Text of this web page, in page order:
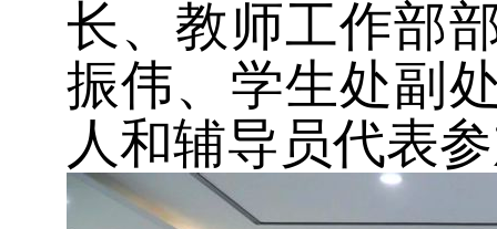
长、教师工作部
振伟、学生处副
人和辅导员代表